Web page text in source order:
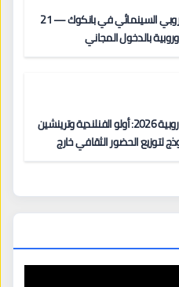
مهرجان الاتحاد الأوروبي السينمائي في بانكوك — 21
عاصمتا الثقافة الأوروبية 2026: أولو الفنلندية وترينشين
لتوزيع الحضور الثقافي خارج